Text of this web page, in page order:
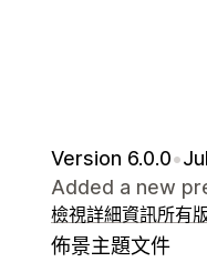
Version 6.0.0•
Added a new
檢視詳細資訊所有
佈景主題文件